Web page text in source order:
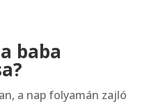
baba
a nap folyamán zajló